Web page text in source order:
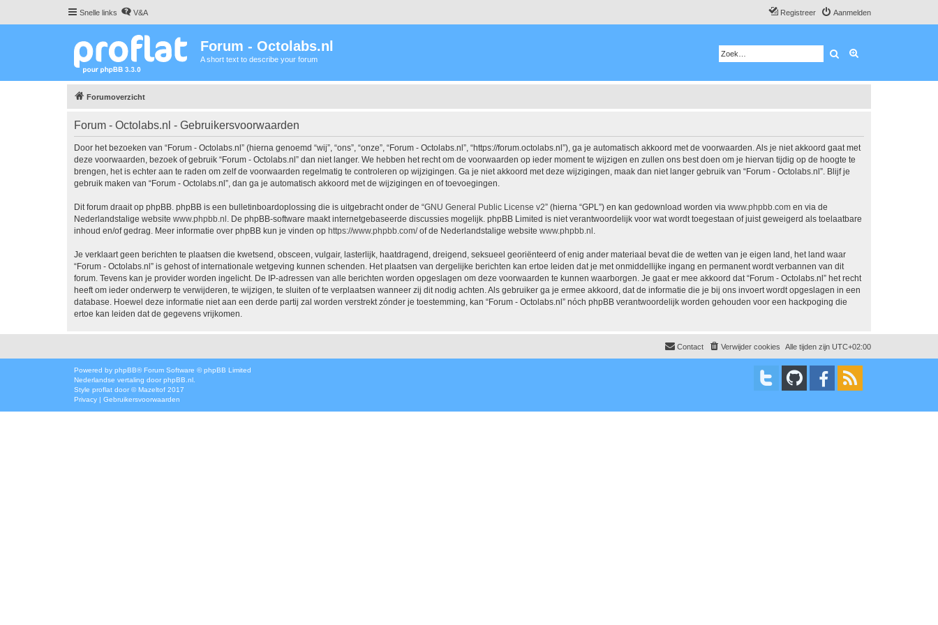
Snelle links V&A Aanmelden
Registreer
Forum - Octolabs.nl
A short text to describe your forum Zoek
Forumoverzicht
Forum - Octolabs.nl - Gebruikersvoorwaarden
Door het bezoeken van “Forum - Octolabs.nl” (hierna genoemd “wij”, “ons”, “onze”, “Forum - Octolabs.nl”, “https://forum.octolabs.nl”), ga je automatisch akkoord met de voorwaarden. Als je niet akkoord gaat met
deze voorwaarden, bezoek of gebruik “Forum - Octolabs.nl” dan niet langer. We hebben het recht om de voorwaarden op ieder moment te wijzigen en zullen ons best doen om je hiervan tijdig op de hoogte te
brengen, het is echter aan te raden om zelf de voorwaarden regelmatig te controleren op wijzigingen. Ga je niet akkoord met deze wijzigingen, maak dan niet langer gebruik van “Forum - Octolabs.nl”. Blijf je
gebruik maken van “Forum - Octolabs.nl”, dan ga je automatisch akkoord met de wijzigingen en of toevoegingen.
Dit forum draait op phpBB. phpBB is een bulletinboardoplossing die is uitgebracht onder de “GNU General Public License v2” (hierna “GPL”) en kan gedownload worden via www.phpbb.com en via de
Nederlandstalige website www.phpbb.nl . De phpBB-software maakt internetgebaseerde discussies mogelijk. phpBB Limited is niet verantwoordelijk voor wat wordt toegestaan of juist geweigerd als toelaatbare
inhoud en/of gedrag. Meer informatie over phpBB kun je vinden op https://www.phpbb.com/of de Nederlandstalige website www.phpbb.nl .
Je verklaart geen berichten te plaatsen die kwetsend, obsceen, vulgair, lasterlijk, haatdragend, dreigend, seksueel georiënteerd of enig ander materiaal bevat die de wetten van je eigen land, het land waar
“Forum - Octolabs.nl” is gehost of internationale wetgeving kunnen schenden. Het plaatsen van dergelijke berichten kan ertoe leiden dat je met onmiddellijke ingang en permanent wordt verbannen van dit
forum. Tevens kan je provider worden ingelicht. De IP-adressen van alle berichten worden opgeslagen om deze voorwaarden te kunnen waarborgen. Je gaat er mee akkoord dat “Forum - Octolabs.nl” het recht
heeft om ieder onderwerp te verwijderen, te wijzigen, te sluiten of te verplaatsen wanneer zij dit nodig achten. Als gebruiker ga je ermee akkoord, dat de informatie die je bij ons invoert wordt opgeslagen in een
database. Hoewel deze informatie niet aan een derde partij zal worden verstrekt zónder je toestemming, kan “Forum - Octolabs.nl” nóch phpBB verantwoordelijk worden gehouden voor een hackpoging die
ertoe kan leiden dat de gegevens vrijkomen.
Alle tijden zijn UTC+02:00
Verwijder cookies
Contact
Powered by phpBB® Forum Software © phpBB Limited
Nederlandse vertaling door phpBB.nl
Style proflat door ©Mazeltof 2017
Privacy | Gebruikersvoorwaarden